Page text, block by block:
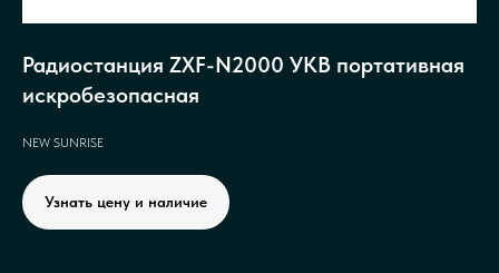
Радиостанция ZXF-N2000 УКВ портативная
искробезопасная
NEW SUNRISE
Узнать цену и наличие